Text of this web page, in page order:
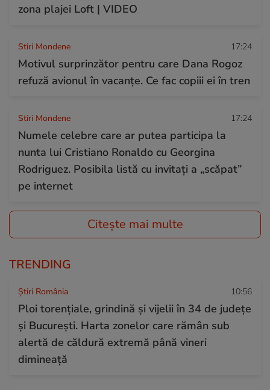
zona plajei Loft | VIDEO
Stiri Mondene 17:24
Motivul surprinzător pentru care Dana Rogoz
refuză avionul în vacanțe. Ce fac copiii ei în tren
Stiri Mondene 17:24
Numele celebre care ar putea participa la
nunta lui Cristiano Ronaldo cu Georgina
Rodriguez. Posibila listă cu invitați a „scăpat”
pe internet
Citește mai multe
TRENDING
Știri România 10:56
Ploi torențiale, grindină și vijelii în 34 de județe
și București. Harta zonelor care rămân sub
alertă de căldură extremă până vineri
dimineață